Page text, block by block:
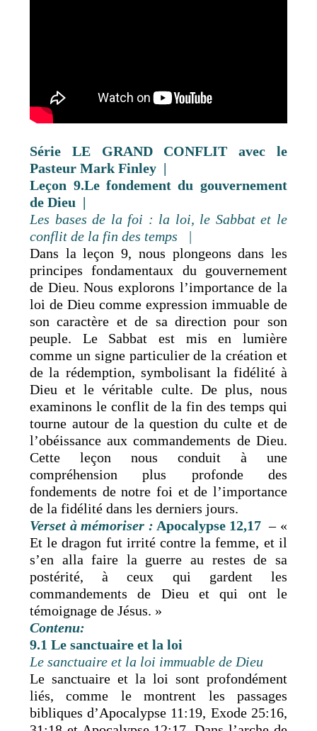
Série LE GRAND CONFLIT avec le
Pasteur Mark Finley |
Leçon 9.Le fondement du gouvernement
de Dieu |
Les bases de la foi : la loi, le Sabbat et le
conflit de la fin des temps |
Dans la leçon 9, nous plongeons dans les
principes fondamentaux du gouvernement
de Dieu. Nous explorons l’importance de la
loi de Dieu comme expression immuable de
son caractère et de sa direction pour son
peuple. Le Sabbat est mis en lumière
comme un signe particulier de la création et
de la rédemption, symbolisant la fidélité à
Dieu et le véritable culte. De plus, nous
examinons le conflit de la fin des temps qui
tourne autour de la question du culte et de
l’obéissance aux commandements de Dieu.
Cette leçon nous conduit à une
compréhension plus profonde des
fondements de notre foi et de l’importance
de la fidélité dans les derniers jours.
Verset àmémoriser : Apocalypse 12,17 – «
Et le dragon fut irrité contre la femme, et il
s’en alla faire la guerre au restes de sa
postérité, à ceux qui gardent les
commandements de Dieu et qui ont le
témoignage de Jésus. »
Contenu:
9.1 Le sanctuaire et la loi
Le sanctuaire et la loi immuable de Dieu
Le sanctuaire et la loi sont profondément
liés, comme le montrent les passages
bibliques d’Apocalypse 11:19, Exode 25:16,